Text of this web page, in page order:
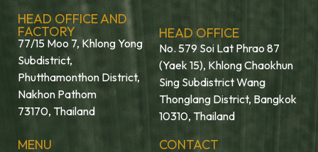
HEAD OFFICE AND
FACTORY
77/15 Moo 7, Khlong Yong
Subdistrict,
Phutthamonthon District,
Nakhon Pathom
73170, Thailand
HEAD OFFICE
No. 579 Soi Lat Phrao 87
(Yaek 15), Khlong Chaokhun
Sing Subdistrict Wang
Thonglang District, Bangkok
10310, Thailand
MENU CONTACT